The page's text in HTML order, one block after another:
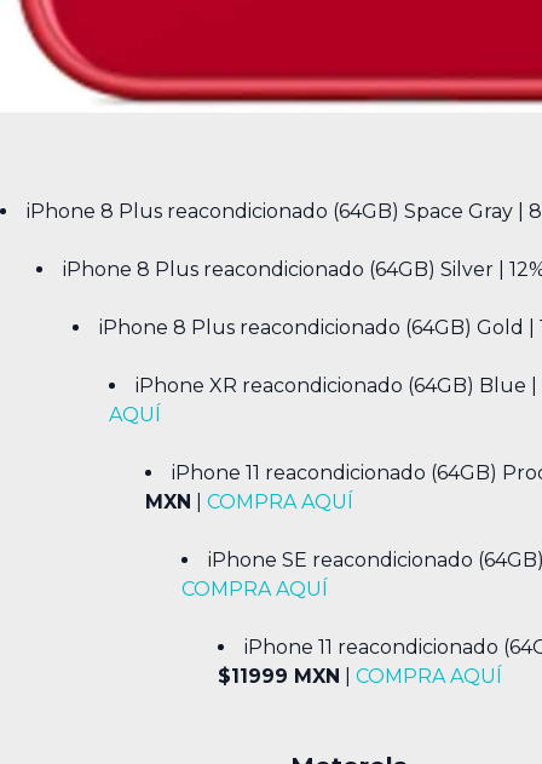
iPhone 8 Plus reacondicionado (64GB) Space Gray |
iPhone 8 Plus reacondicionado (64GB) Silver |
iPhone 8 Plus reacondicionado (64GB) Gold
iPhone XR reacondicionado (64GB) Blue
AQUÍ
iPhone 11 reacondicionado (64GB)
MXN
COMPRA AQUÍ
iPhone SE reacondicionado
COMPRA AQUÍ
iPhone 11 reacondicionado
$11999 MXN
COMPRA AQUÍ